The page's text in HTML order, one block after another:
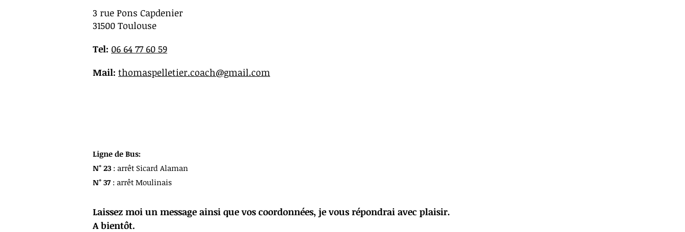
3 rue Pons Capdenier
31500 Toulouse
Tel: 06 64 77 60 59
Mail: thomaspelletier.coach@gmail.com
Ligne de Bus:
N° 23 : arrêt Sicard Alaman
N° 37 : arrêt Moulinais
Laissez moi un message ainsi que vos coordonnées, je vous répondrai avec plaisir.
A bientôt.